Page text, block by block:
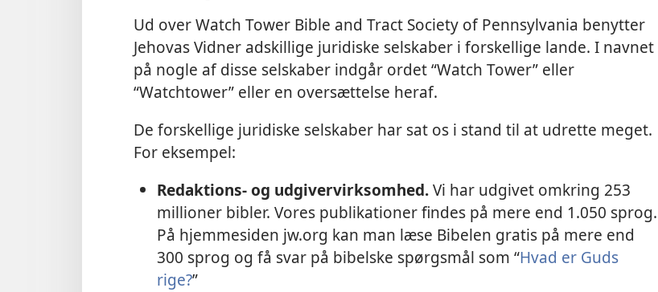
Ud over Watch Tower Bible and Tract Society of Pennsylvania benytter
Jehovas Vidner adskillige juridiske selskaber i forskellige lande. I navnet
på nogle af disse selskaber indgår ordet “Watch Tower” eller
“Watchtower” eller en oversættelse heraf.
De forskellige juridiske selskaber har sat os i stand til at udrette meget.
For eksempel:
Redaktions- og udgivervirksomhed.Vi har udgivet omkring 253
millioner bibler. Vores publikationer findes på mere end 1.050 sprog.
På hjemmesiden jw.org kan man læse Bibelen gratis på mere end
300 sprog og få svar på bibelske spørgsmål som “Hvad er Guds
rige?”